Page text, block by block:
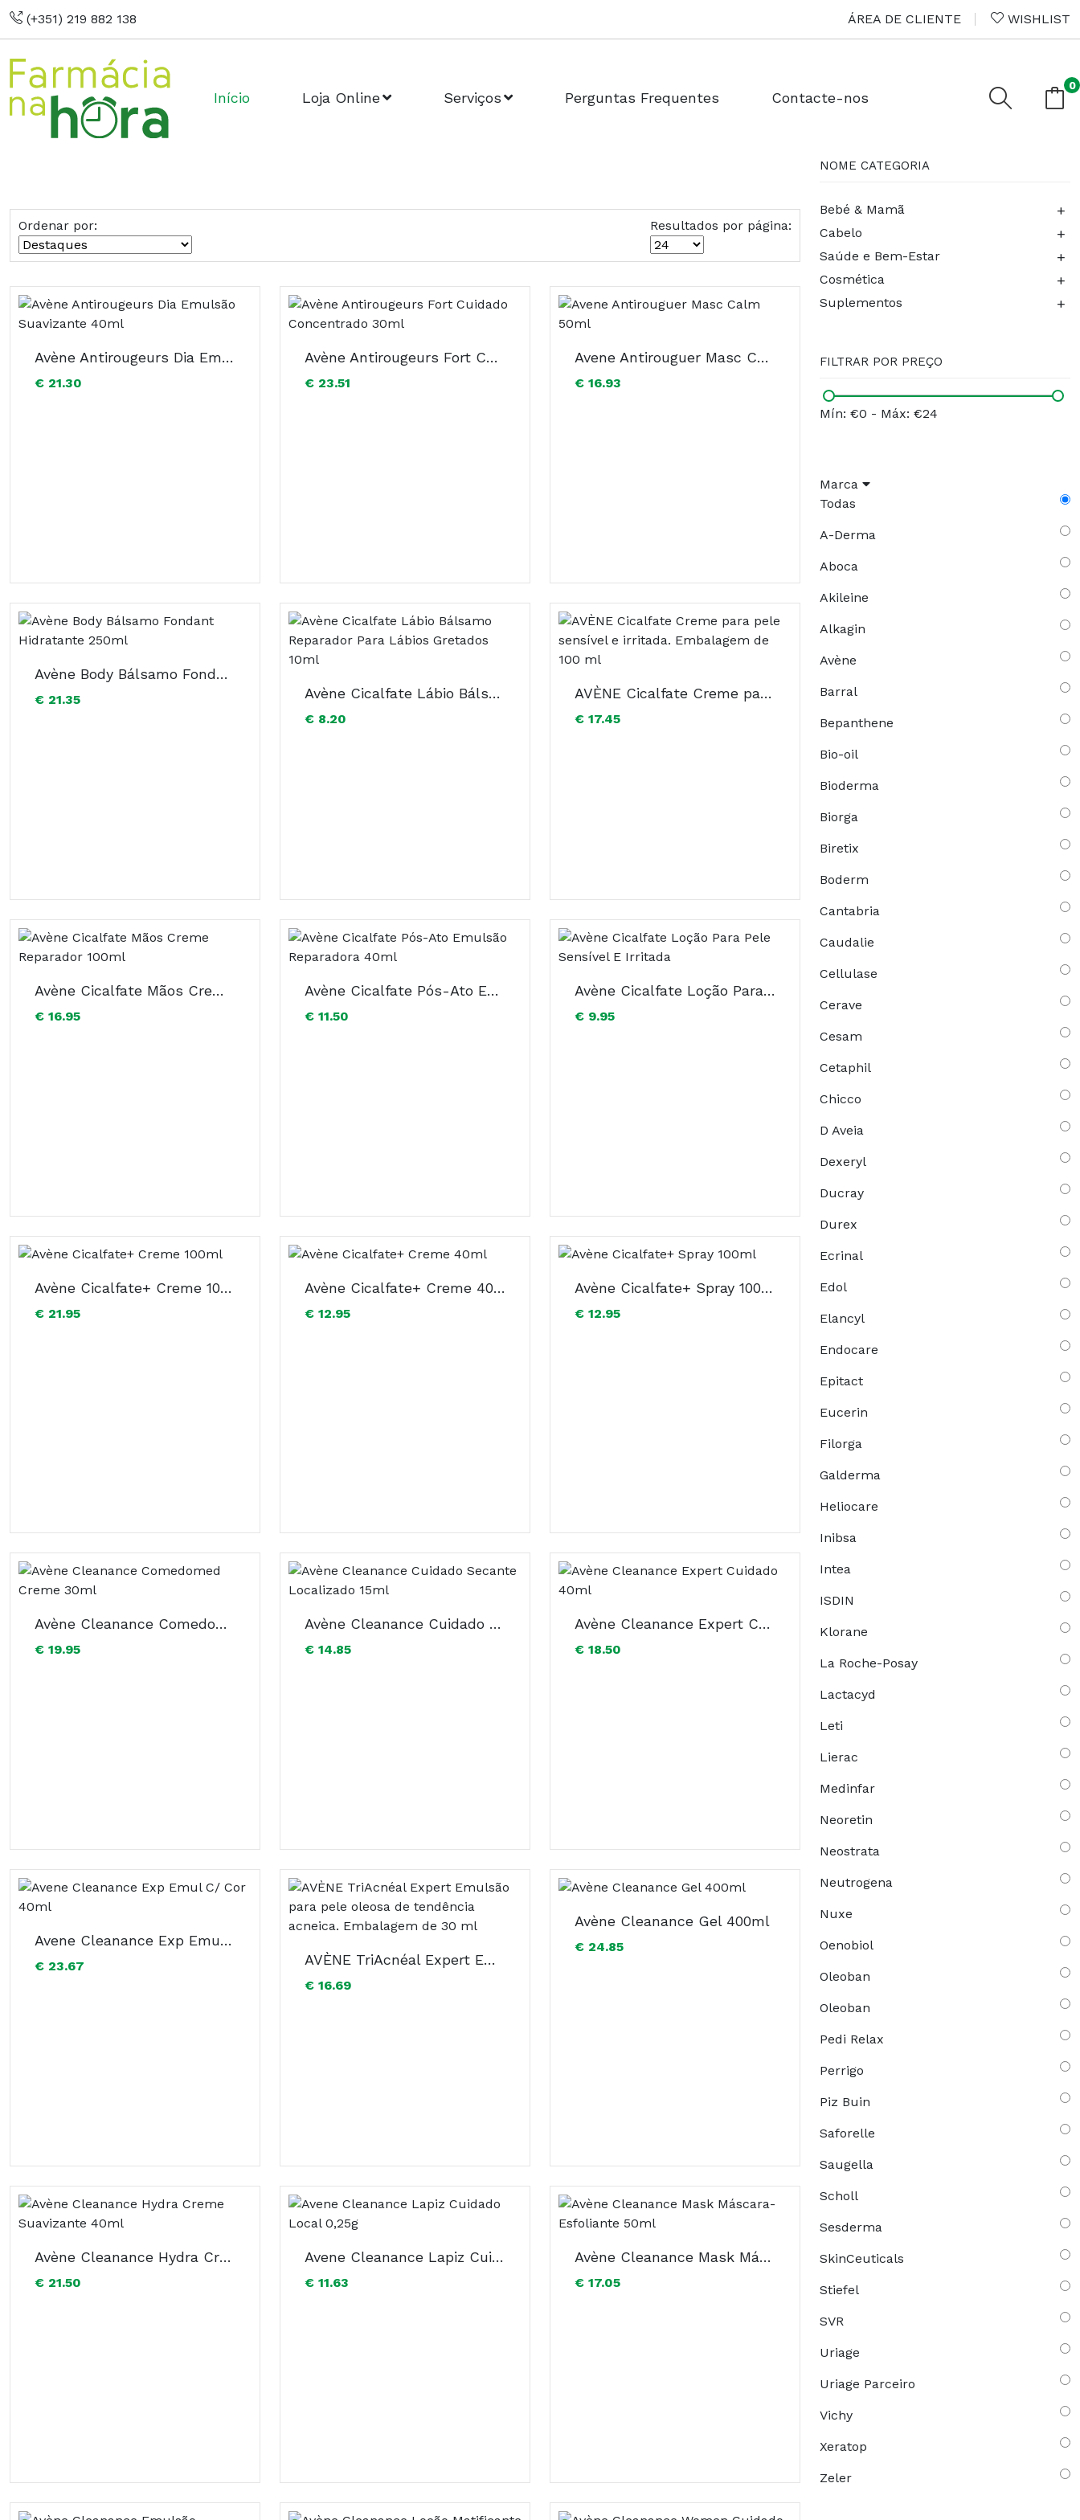
(+351) 219 882 138 ÁREA DE CLIENTE WISHLIST
Início Loja Online Serviços Perguntas Frequentes Contacte-nos
0
Ordenar por: Resultados por página:
Avène Antirougeurs Dia Emulsão Suavizante 40ml
€ 21.30
Avène Antirougeurs Fort Cuidado Concentrado 30ml
€ 23.51
Avene Antirouguer Masc Calm 50ml
€ 16.93
Avène Body Bálsamo Fondant Hidratante 250ml
€ 21.35 Avène Cicalfate Lábio Bálsamo Reparador Para Lábios Gretados 10ml
€ 8.20
AVÈNE Cicalfate Creme para pele sensível e irritada. Embalagem de 100 ml
€ 17.45
Avène Cicalfate Mãos Creme Reparador 100ml
€ 16.95
Avène Cicalfate Pós-Ato Emulsão Reparadora 40ml
€ 11.50
Avène Cicalfate Loção Para Pele Sensível E Irritada
€ 9.95
Avène Cicalfate+ Creme 100ml
€ 21.95
Avène Cicalfate+ Creme 40ml
€ 12.95
Avène Cicalfate+ Spray 100ml
€ 12.95
Avène Cleanance Comedomed Creme 30ml
€ 19.95
Avène Cleanance Cuidado Secante Localizado 15ml
€ 14.85
Avène Cleanance Expert Cuidado 40ml
€ 18.50
Avene Cleanance Exp Emul C/ Cor 40ml
€ 23.67 AVÈNE TriAcnéal Expert Emulsão para pele oleosa de tendência acneica. Embalagem de 30 ml
€ 16.69
Avène Cleanance Gel 400ml
€ 24.85
Avène Cleanance Hydra Creme Suavizante 40ml
€ 21.50
Avene Cleanance Lapiz Cuidado Local 0,25g
€ 11.63
Avène Cleanance Mask Máscara-Esfoliante 50ml
€ 17.05
NOME CATEGORIA
Bebé & Mamã +
Cabelo +
Saúde e Bem-Estar +
Cosmética +
Suplementos +
FILTRAR POR PREÇO
Mín: €0 - Máx: €24
Marca
Todas
A-Derma
Aboca
Akileine
Alkagin
Avène
Barral
Bepanthene
Bio-oil
Bioderma
Biorga
Biretix
Boderm
Cantabria
Caudalie
Cellulase
Cerave
Cesam
Cetaphil
Chicco
D Aveia
Dexeryl
Ducray
Durex
Ecrinal
Edol
Elancyl
Endocare
Epitact
Eucerin
Filorga
Galderma
Heliocare
Inibsa
Intea
ISDIN
Klorane
La Roche-Posay
Lactacyd
Leti
Lierac
Medinfar
Neoretin
Neostrata
Neutrogena
Nuxe
Oenobiol
Oleoban
Oleoban
Pedi Relax
Perrigo
Piz Buin
Saforelle
Saugella
Scholl
Sesderma
SkinCeuticals
Stiefel
SVR
Uriage
Uriage Parceiro
Vichy
Xeratop
Zeler